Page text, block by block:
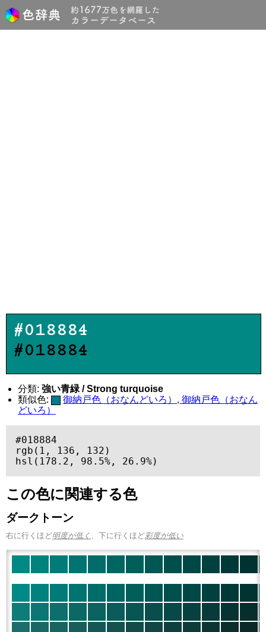
#018884
#018884
分類: 強い青緑 / Strong turquoise
類似色:
御納戸色（おなんどいろ）, 御納戸色（おなん
どいろ）
#018884
rgb(1, 136, 132)
hsl(178.2, 98.5%, 26.9%)
この色に関連する色
ダークトーン
右に行くほど明度が低く 、下に行くほど彩度が低い